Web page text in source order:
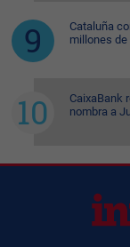
Cataluña
millones de
CaixaBank
nombra a